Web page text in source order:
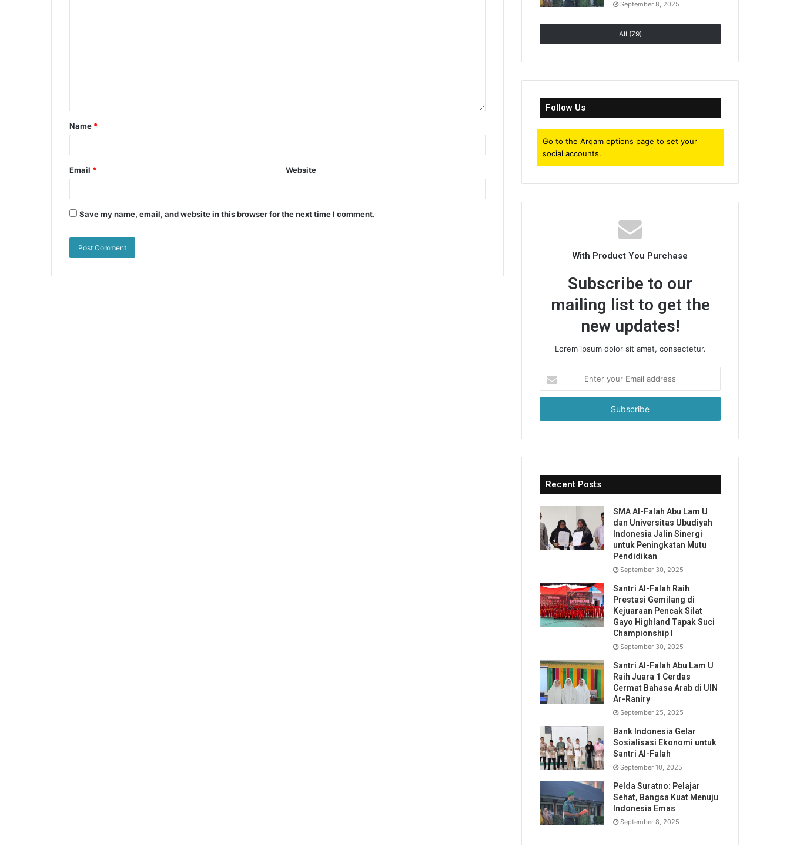
Name *
Email * Website
Save my name, email, and website in this browser for the next time I comment.
September 8, 2025
All (79)
Follow Us
Go to the Arqam options page to set your
social accounts.
With Product You Purchase
Subscribe to our
mailing list to get the
new updates!
Lorem ipsum dolor sit amet, consectetur.
your
Email
Recent Posts
SMA Al-Falah Abu Lam U
dan Universitas Ubudiyah
Indonesia Jalin Sinergi
untuk Peningkatan Mutu
Pendidikan
September 30, 2025
Santri Al-Falah Raih
Prestasi Gemilang di
Kejuaraan Pencak Silat
Gayo Highland Tapak Suci
Championship I
September 30, 2025
Santri Al-Falah Abu Lam U
Raih Juara 1 Cerdas
Cermat Bahasa Arab di UIN
Ar-Raniry
September 25, 2025
Bank Indonesia Gelar
Sosialisasi Ekonomi untuk
Santri Al-Falah
September 10, 2025
Pelda Suratno: Pelajar
Sehat, Bangsa Kuat Menuju
Indonesia Emas
September 8, 2025